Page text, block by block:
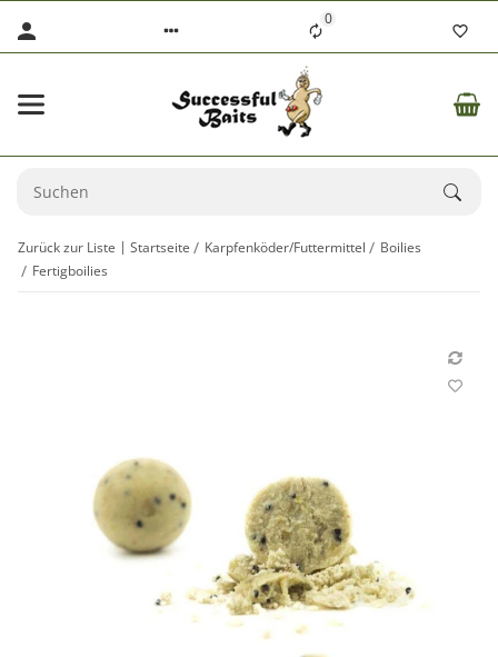
0
Zurück zur Liste Startseite Karpfenköder/Futtermittel
Boilies
Fertigboilies